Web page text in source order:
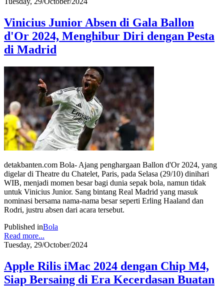
Vinicius Junior Absen di Gala Ballon
d'Or 2024, Menghibur Diri dengan Pesta
di Madrid
detakbanten.com Bola- Ajang penghargaan Ballon d'Or 2024, yang
digelar di Theatre du Chatelet, Paris, pada Selasa (29/10) dinihari
WIB, menjadi momen besar bagi dunia sepak bola, namun tidak
untuk Vinicius Junior. Sang bintang Real Madrid yang masuk
nominasi bersama nama-nama besar seperti Erling Haaland dan
Rodri, justru absen dari acara tersebut.
Published inBola
Read more...
Tuesday, 29/October/2024
Apple Rilis iMac 2024 dengan Chip M4,
Siap Bersaing di Era Kecerdasan Buatan